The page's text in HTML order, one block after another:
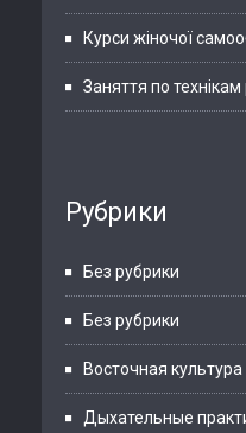
Курси жіночої
Заняття по
Рубрики
Без рубрики
Без рубрики
Восточная культура
Дыхательные